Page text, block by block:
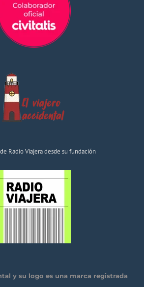
Radio Viajera desde su fundación
y su logo es una marca registrada